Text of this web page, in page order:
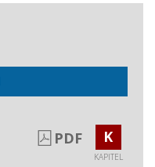
PDF K
KAPITEL